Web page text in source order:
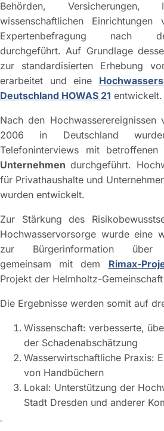
Behörden, Versicherungen,
wissenschaftlichen
Expertenbefragung nach
durchgeführt. Auf Grundlage
zur standardisierten Erhebung
erarbeitet und eine
Deutschland HOWAS 21 entwickelt.
Nach den
2006 in Deutschland
Telefoninterviews mit betroffenen
Unternehmen durchgeführt.
für Privathaushalte und
wurden entwickelt.
Zur Stärkung des
Hochwasservorsorge wurde eine
zur Bürgerinformation über
gemeinsam mit dem Rimax-
Projekt der Helmholtz-
Die Ergebnisse werden somit auf
Wissenschaft: verbesserte,
der Schadenabschätzung
Wasserwirtschaftliche Praxis:
von Handbüchern
Lokal: Unterstützung der
Stadt Dresden und anderer